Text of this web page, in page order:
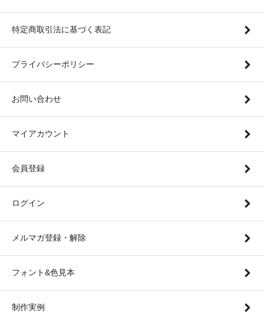
特定商取引法に基づく表記
プライバシーポリシー
お問い合わせ
マイアカウント
会員登録
ログイン
メルマガ登録・解除
フォント&色見本
制作実例